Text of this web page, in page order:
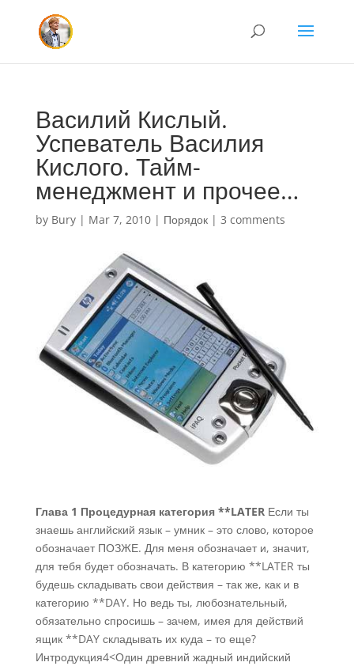
Василий Кислый.
Успеватель Василия
Кислого. Тайм-
менеджмент и прочее…
by Bury| Mar 7, 2010| Порядок| 3 comments
Глава 1 Процедурная категория **LATERЕсли ты
знаешь английский язык – умник – это слово, которое
обозначает ПОЗЖЕ. Для меня обозначает и, значит,
для тебя будет обозначать. В категорию **LATER ты
будешь складывать свои действия – так же, как и в
категорию **DAY. Но ведь ты, любознательный,
обязательно спросишь – зачем, имея для действий
ящик **DAY складывать их куда – то еще?
Интродукция4<Один древний жадный индийский